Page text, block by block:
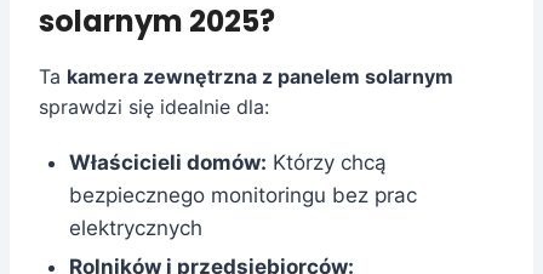
solarnym 2025?
Ta kamera zewnętrzna z panelem solarnym
sprawdzi się idealnie dla:
Właścicieli domów: Którzy chcą
bezpiecznego monitoringu bez prac
elektrycznych
Rolników i przedsiębiorców: